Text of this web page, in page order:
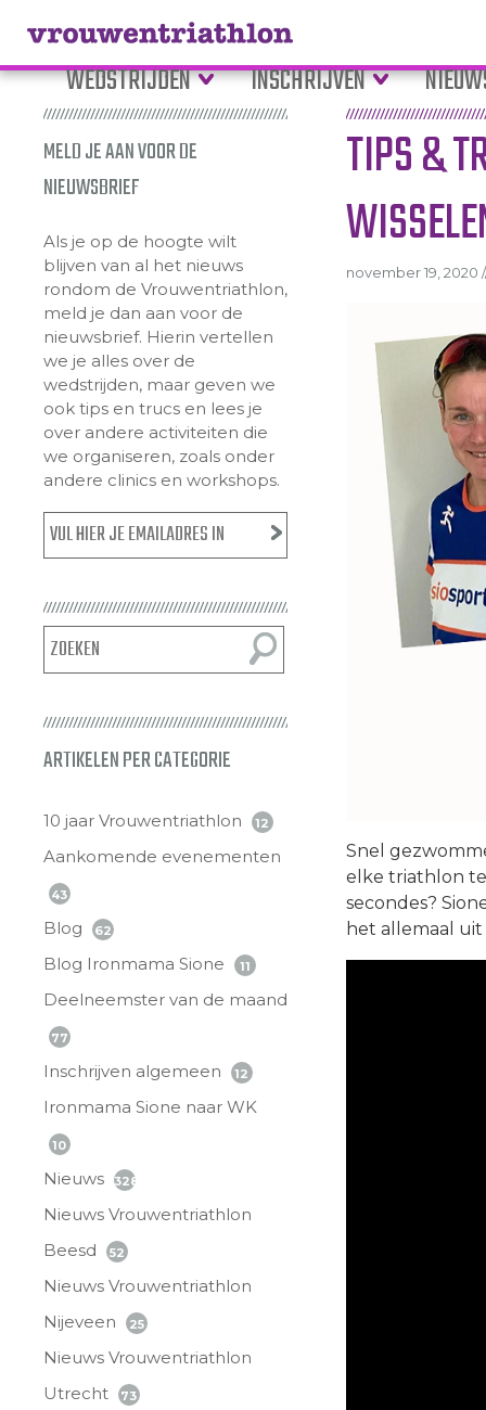
WEDSTRIJDEN INSCHRIJVEN
MELD JE AAN VOOR DE
NIEUWSBRIEF
Als je op de hoogte wilt
blijven van al het nieuws
rondom de Vrouwentriathlon,
meld je dan aan voor de
nieuwsbrief. Hierin vertellen
we je alles over de
wedstrijden, maar geven we
ook tips en trucs en lees je
over andere activiteiten die
we organiseren, zoals onder
andere clinics en workshops.
ARTIKELEN PER CATEGORIE
10 jaar Vrouwentriathlon 12
Aankomende evenementen
43
Blog 62
Blog Ironmama Sione 11
Deelneemster van de maand
77
Inschrijven algemeen 12
Ironmama Sione naar WK
10
Nieuws 328
Nieuws Vrouwentriathlon
Beesd
52
Nieuws Vrouwentriathlon
Nijeveen
25
Nieuws Vrouwentriathlon
Utrecht
73
TIPS &
november 19, 2020
Snel
elke triathlon
secondes?
het allemaal